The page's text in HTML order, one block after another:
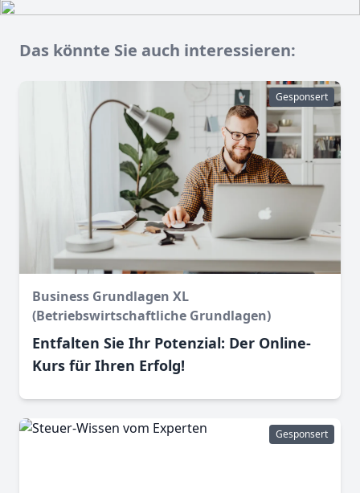
Das könnte Sie auch interessieren:
Gesponsert
Business Grundlagen XL
(Betriebswirtschaftliche Grundlagen)
Entfalten Sie Ihr Potenzial: Der Online-
Kurs für Ihren Erfolg!
Gesponsert